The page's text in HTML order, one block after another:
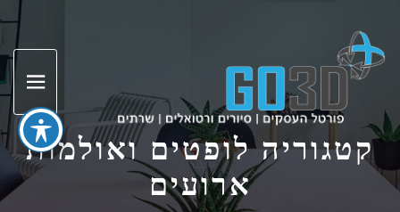
קטגוריה לופטים ואולמות
ארועים